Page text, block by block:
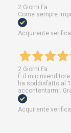
2 Giorni Fa
Come sempre
Acquirente
2 Giorni Fa
È il mio
ha soddisfatto al
accontentarmi.
Acquirente